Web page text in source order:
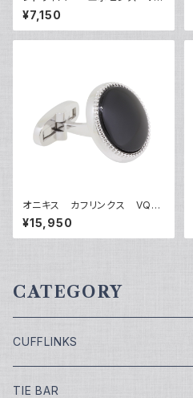
P-0505
¥7,150
オニキス カフリンクス VQC-
1212B
¥15,950
CATEGORY
CUFFLINKS
￥7,700
TIE BAR